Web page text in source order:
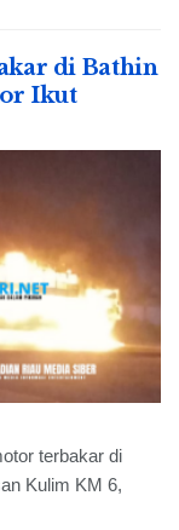
di Bathin
Ikut
terbakar di
Kulim KM 6,